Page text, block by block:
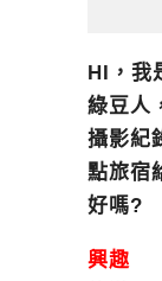
HI，我
綠豆人
攝影紀
點旅宿
好嗎?
興趣